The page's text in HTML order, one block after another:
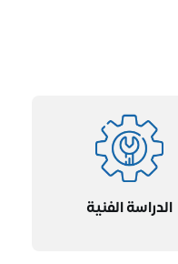
الدراسة الفنية